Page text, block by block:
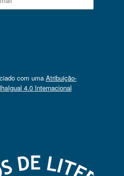
com uma Atribuição-
4.0 Internacional